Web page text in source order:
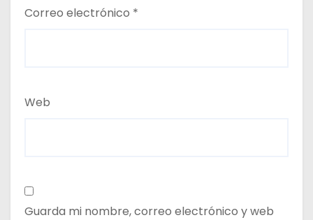
Correo electrónico *
Web
Guarda mi nombre, correo electrónico y web